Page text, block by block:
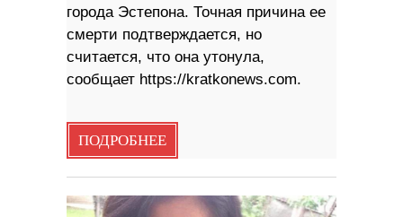
города Эстепона. Точная причина ее
смерти подтверждается, но
считается, что она утонула,
сообщает https://kratkonews.com.
ПОДРОБНЕЕ